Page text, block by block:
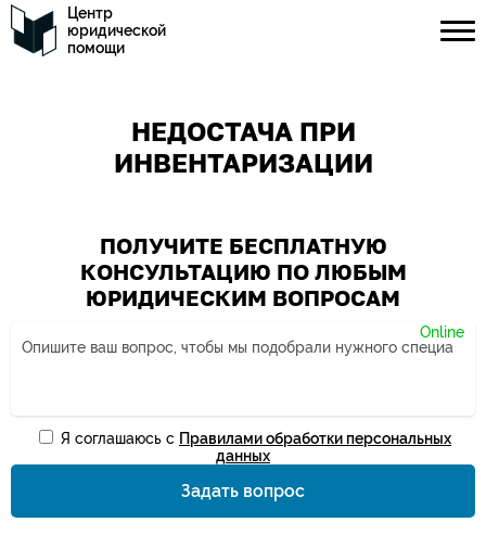
Центр
юридической
помощи
НЕДОСТАЧА ПРИ
ИНВЕНТАРИЗАЦИИ
ПОЛУЧИТЕ БЕСПЛАТНУЮ
КОНСУЛЬТАЦИЮ ПО ЛЮБЫМ
ЮРИДИЧЕСКИМ ВОПРОСАМ
Номер телефона*
Я соглашаюсь с Правилами обработки персональных
данных
Задать вопрос